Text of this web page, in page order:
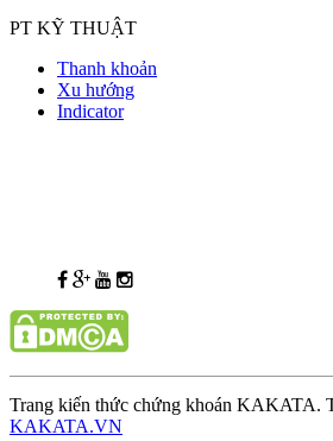
PT KỸ THUẬT
Thanh khoản
Xu hướng
Indicator
Trang kiến thức chứng khoán KAKATA.
KAKATA.VN